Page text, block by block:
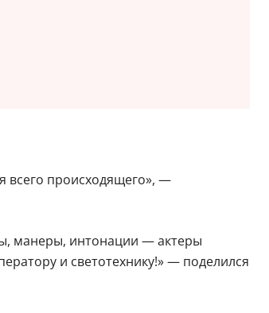
всего происходящего», —
манеры, интонации — актеры
и светотехнику!» — поделился